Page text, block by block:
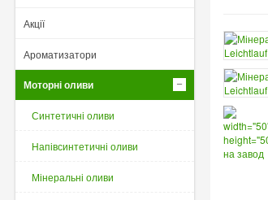
Акції
Ароматизатори
Моторні оливи
Синтетичні оливи
Напівсинтетичні оливи
Мінеральні оливи